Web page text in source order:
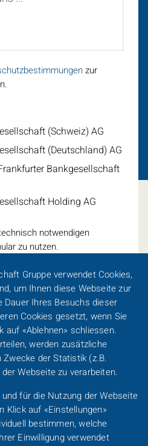
Gruppe verwendet Cookies,
um Ihnen diese Webseite zur
Dauer Ihres Besuchs dieser
Cookies gesetzt, wenn Sie
auf «Ablehnen» schliessen.
werden zusätzliche
der Statistik (z.B.
Webseite zu verarbeiten.
für die Nutzung der Webseite
Klick auf «Einstellungen»
bestimmen, welche
Einwilligung verwendet
zur
(Schweiz) AG
(Deutschland) AG
Bankgesellschaft
Holding AG
notwendigen
zu nutzen.
persönlicher
Sitemap Barrierefreiheit
Impressum Datenschutz
Gruppe